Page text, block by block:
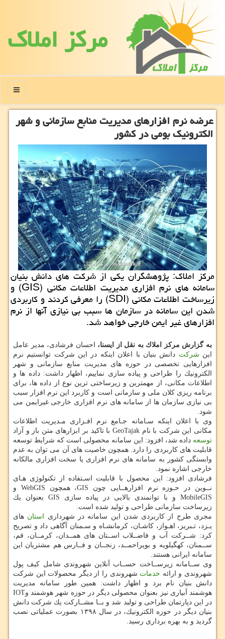
مركز املاك
منو
عرضه نرم افزارهای مدیریت منابع سازمانی و شهر
الكترونیك بومی در كشور
مركز املاك: پژوهشگران یكی از شركت های دانش بنیان
سامانه های نرم افزاری مدیریت اطلاعات مكانی (GIS) و
زیرساخت اطلاعات مكانی (SDI) را معرفی كردند و كاربردی
شدن این سامانه در سازمان ها سبب بی نیازی آنها از نرم
افزارهای غیر ایمن خارجی خواهد شد.
به گزارش مركز املاك به نقل از ایسنا، احسان فرشادی، مدیر عامل
این شركت دانش بنیان با اعلان اینكه در این شركت توانستیم نرم
افزارهایی تخصصی در حوزه های مدیریت منابع سازمانی و شهر
الكترونیك را طراحی و پیاده سازی نماییم، اظهار داشت: داده ها و
اطلاعات مكانی، از مهمترین و زیرساختی ترین نوع از داده ها، برای
برنامه ریزی كلان ملی و سازمانی است و كاربرد این نرم افزار سبب
بی نیازی سازمان ها از سامانه های نرم افزاری خارجی غیرایمن می
شود.
وی با اعلان اینكه سـامانه جـامع نرم افـزاری مـدیریت اطلاعات
مكانی این شركت با نام GeoTajak با تاكید بر ابزارهای متن باز و آزاد
توسعه داده شد، افزود: این سامانه محصولی است كه شرایط توسعه
قابلیت های كاربردی را دارد. همچون خاصیت های آن می توان به عدم
وابستگی كشور به سامانه های نرم افزاری یا سخت افزاری مالكانه
خارجی اشاره نمود.
فرشادی افزود: این محصول با قابلیت اسـتفاده از تكنولوژی هـای
نــوین در حـوزه نرم افزارهــایی چون GIS، همچون WebGIS و
MobileGIS و با توانمندی بالایی در پیاده سازی GIS بعنوان یك
زیرساخت سازمانی طراحی و تولید شده است.
مجری طرح از كاربردی شدن این سامانه در شهرداری استان های
یـزد، تـبریز، اهـواز، كاشـان، كرمانشـاه و سـمنان آگاهی داد و تصریح
كرد: شــركت آب و فاضــلاب اســتان های همــدان، كرمــان، قم،
ســمنان، كهگیلویه و بویراحمــد، زنجــان و فــارس هم مشتریان این
سامانه ایرانی هستند.
وی ســامانه زیرســاخت حســاب آنلاین شهروندی شامل كیف پول
شهروندی و ارائه خدمات شهروندی را از دیگر محصولات این شركت
دانش بنیان نام برد و اظهار داشت: همین طور سامانه مدیریت
هوشمند آبیاری نیز بعنوان محصولی دیگر در حوزه شهر هوشمند وIOT
در این دپارتمان طراحی و تولید شد و بــا مشــاركت یك شركت دانش
بنیان دیگر در حوزه الكترونیك، در سال ۱۳۹۸ بصورت عملیاتی نصب
گردید و به بهره برداری رسید.